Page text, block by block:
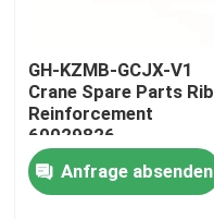
Fabrik Tour
Qualitätskontrolle
GH-KZMB-GCJX-V1
Crane Spare Parts Rib
Reinforcement
60029826
Anfrage absenden